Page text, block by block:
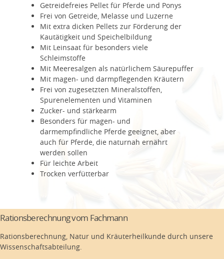
Getreidefreies Pellet für Pferde und Ponys
Frei von Getreide, Melasse und Luzerne
Mit extra dicken Pellets zur Förderung der
Kautätigkeit und Speichelbildung
Mit Leinsaat für besonders viele
Schleimstoffe
Mit Meeresalgen als natürlichem Säurepuffer
Mit magen- und darmpflegenden Kräutern
Frei von zugesetzten Mineralstoffen,
Spurenelementen und Vitaminen
Zucker- und stärkearm
Besonders für magen- und
darmempfindliche Pferde geeignet, aber
auch für Pferde, die naturnah ernährt
werden sollen
Für leichte Arbeit
Trocken verfütterbar
Rationsberechnung vom Fachmann
Rationsberechnung, Natur und Kräuterheilkunde durch unsere
Wissenschaftsabteilung.